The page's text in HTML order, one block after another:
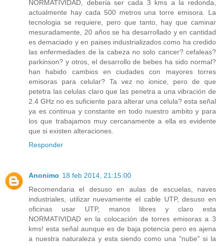
NORMATIVIDAD, deberia ser cada 3 kms a la redonda,
actualmente hay cada 500 metros una torre emisora. La
tecnologia se requiere, pero que tanto, hay que caminar
mesuradamente, 20 años se ha desarrollado y en cantidad
es demaciado y en paises industrializados como ha credido
las enfermedades de la cabeza no solo cancer? cefaleas?
parkinson? y otros, el desarrollo de bebes ha sido normal?
han habido cambios en ciudades con mayores torres
emisoras para celular? Ta vez no ionice, pero de que
petetra las celulas claro que las penetra a una vibración de
2.4 GHz no es suficiente para alterar una celula? esta señal
ya es continua y constante en todo nuestro ambito y para
los que trabajamos muy cercanamente a ella es evidente
que si existen alteraciones.
Responder
Anonimo 18 feb 2014, 21:15:00
Recomendaria el desuso en aulas de escuelas, naves
industriales, utilizar nuevamente el cable UTP, desuso en
oficinas usar UTP, manos libres y claro esta
NORMATIVIDAD en la colocación de torres emisoras a 3
kms! esta señal aunque es de baja potencia pero es ajena
a nuestra naturaleza y esta siendo como una "nube" si la